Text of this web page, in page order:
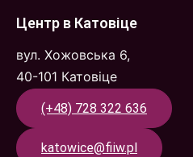
Центр в Катовіце
вул. Хожовська 6,
40-101 Катовіце
(+48) 728 322 636
katowice@fiiw.pl